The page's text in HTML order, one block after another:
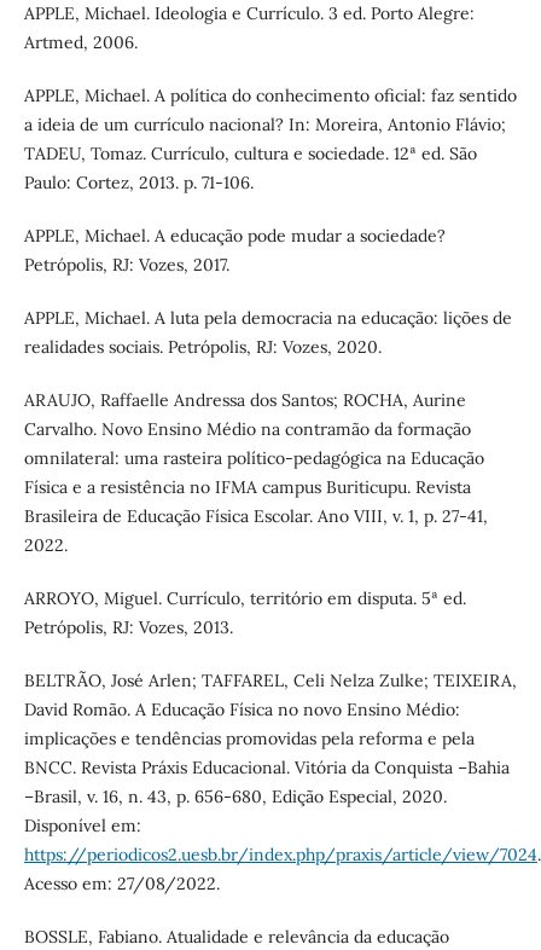
APPLE, Michael. Ideologia e Currículo. 3 ed. Porto Alegre:
Artmed, 2006.
APPLE, Michael. A política do conhecimento oficial: faz sentido
a ideia de um currículo nacional? In: Moreira, Antonio Flávio;
TADEU, Tomaz. Currículo, cultura e sociedade. 12ª ed. São
Paulo: Cortez, 2013. p. 71-106.
APPLE, Michael. A educação pode mudar a sociedade?
Petrópolis, RJ: Vozes, 2017.
APPLE, Michael. A luta pela democracia na educação: lições de
realidades sociais. Petrópolis, RJ: Vozes, 2020.
ARAUJO, Raffaelle Andressa dos Santos; ROCHA, Aurine
Carvalho. Novo Ensino Médio na contramão da formação
omnilateral: uma rasteira político-pedagógica na Educação
Física e a resistência no IFMA campus Buriticupu. Revista
Brasileira de Educação Física Escolar. Ano VIII, v. 1, p. 27-41,
2022.
ARROYO, Miguel. Currículo, território em disputa. 5ª ed.
Petrópolis, RJ: Vozes, 2013.
BELTRÃO, José Arlen; TAFFAREL, Celi Nelza Zulke; TEIXEIRA,
David Romão. A Educação Física no novo Ensino Médio:
implicações e tendências promovidas pela reforma e pela
BNCC. Revista Práxis Educacional. Vitória da Conquista –Bahia
–Brasil, v. 16, n. 43, p. 656-680, Edição Especial, 2020.
Disponível em:
https://periodicos2.uesb.br/index.php/praxis/article/view/7024.
Acesso em: 27/08/2022.
BOSSLE, Fabiano. Atualidade e relevância da educação